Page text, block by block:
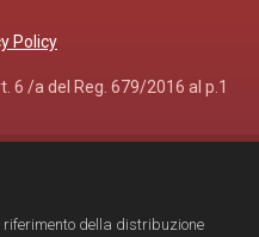
Policy
6 /a del Reg. 679/2016 al p.1
riferimento della distribuzione